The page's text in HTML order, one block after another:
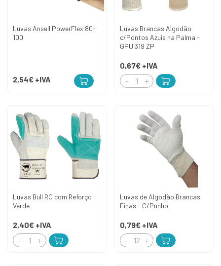
Luvas Ansell PowerFlex 80-
100
2,54€ +IVA
Luvas Brancas Algodão
c/Pontos Azuis na Palma -
GPU 319 ZP
0,67€ +IVA
Luvas Bull RC com Reforço
Verde
2,40€ +IVA
Luvas de Algodão Brancas
Finas - C/Punho
0,79€ +IVA